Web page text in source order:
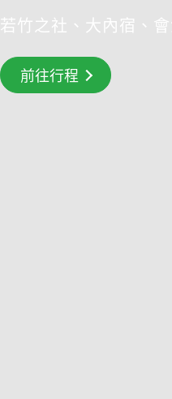
搶先GO
前往行程
前往行程
若竹之社、大內宿、
前往行程